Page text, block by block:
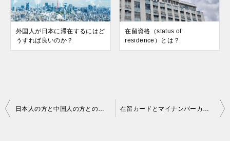
外国人が日本に滞在するにはど
うすれば良いのか？
在留資格（status of
residence）とは？
投
日本人の方と中国人の方との婚姻手続きについて① 在留カードとマイナンバーカードの一体化「特定在留カード」